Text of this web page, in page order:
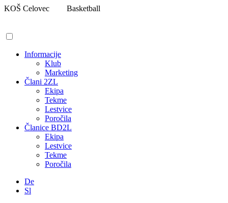
Pojdi
KOŠ Celovec Basketball
Informacije
Klub
Marketing
Člani 2ZL
Ekipa
Tekme
Lestvice
Poročila
Članice BD2L
Ekipa
Lestvice
Tekme
Poročila
De
Sl